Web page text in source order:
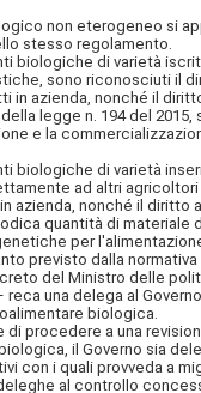
non eterogeneo si
stesso regolamento.
di varietà
sono riconosciuti il
in azienda, nonché il
legge n. 194 del
e la
di varietà
ad altri
azienda, nonché il
quantità di
per
previsto dalla
del Ministro delle
una delega al
biologica.
procedere a una
il Governo sia
con i quali provveda a
al controllo